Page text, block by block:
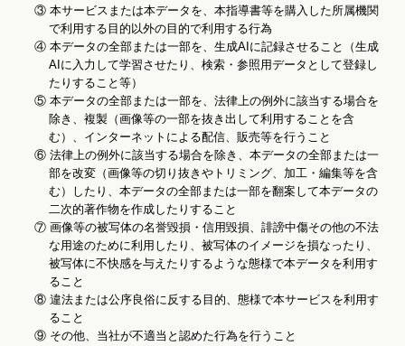
③ 本サービスまたは本データを、本指導書等を購入した所属機関
で利用する目的以外の目的で利用する行為
④ 本データの全部または一部を、生成AIに記録させること（生成
AIに入力して学習させたり、検索・参照用データとして登録し
たりすること等）
⑤ 本データの全部または一部を、法律上の例外に該当する場合を
除き、複製（画像等の一部を抜き出して利用することを含
む）、インターネットによる配信、販売等を行うこと
⑥ 法律上の例外に該当する場合を除き、本データの全部または一
部を改変（画像等の切り抜きやトリミング、加工・編集等を含
む）したり、本データの全部または一部を翻案して本データの
二次的著作物を作成したりすること
⑦ 画像等の被写体の名誉毀損・信用毀損、誹謗中傷その他の不法
な用途のために利用したり、被写体のイメージを損なったり、
被写体に不快感を与えたりするような態様で本データを利用す
ること
⑧ 違法または公序良俗に反する目的、態様で本サービスを利用す
ること
⑨ その他、当社が不適当と認めた行為を行うこと